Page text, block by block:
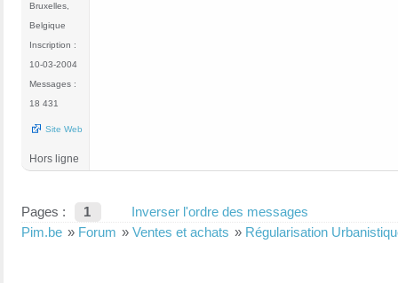
Bruxelles,
Belgique
Inscription :
10-03-2004
Messages :
18 431
Site Web
Hors ligne
Pages : 1
Inverser l'ordre des messages
Pim.be » Forum » Ventes et achats » Régularisation